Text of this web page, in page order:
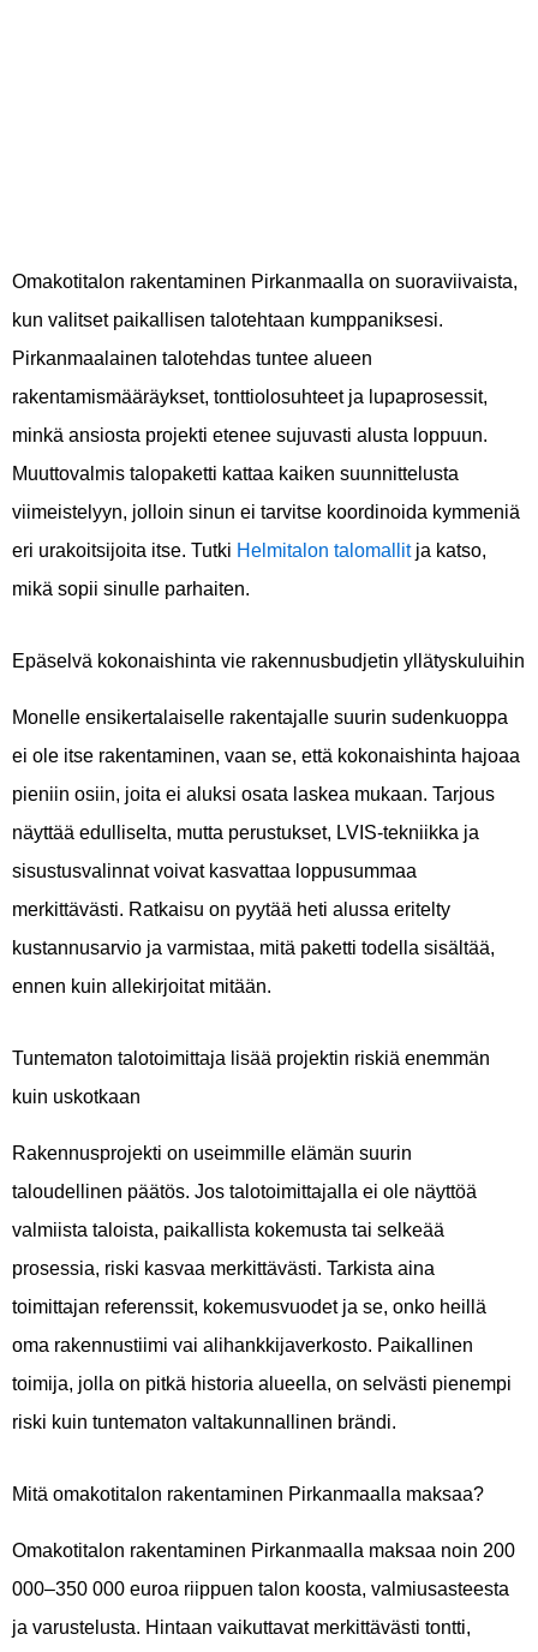
Omakotitalon rakentaminen Pirkanmaalla on suoraviivaista,
kun valitset paikallisen talotehtaan kumppaniksesi.
Pirkanmaalainen talotehdas tuntee alueen
rakentamismääräykset, tonttiolosuhteet ja lupaprosessit,
minkä ansiosta projekti etenee sujuvasti alusta loppuun.
Muuttovalmis talopaketti kattaa kaiken suunnittelusta
viimeistelyyn, jolloin sinun ei tarvitse koordinoida kymmeniä
eri urakoitsijoita itse. Tutki Helmitalon talomallitja katso,
mikä sopii sinulle parhaiten.
Epäselvä kokonaishinta vie rakennusbudjetin yllätyskuluihin
Monelle ensikertalaiselle rakentajalle suurin sudenkuoppa
ei ole itse rakentaminen, vaan se, että kokonaishinta hajoaa
pieniin osiin, joita ei aluksi osata laskea mukaan. Tarjous
näyttää edulliselta, mutta perustukset, LVIS-tekniikka ja
sisustusvalinnat voivat kasvattaa loppusummaa
merkittävästi. Ratkaisu on pyytää heti alussa eritelty
kustannusarvio ja varmistaa, mitä paketti todella sisältää,
ennen kuin allekirjoitat mitään.
Tuntematon talotoimittaja lisää projektin riskiä enemmän
kuin uskotkaan
Rakennusprojekti on useimmille elämän suurin
taloudellinen päätös. Jos talotoimittajalla ei ole näyttöä
valmiista taloista, paikallista kokemusta tai selkeää
prosessia, riski kasvaa merkittävästi. Tarkista aina
toimittajan referenssit, kokemusvuodet ja se, onko heillä
oma rakennustiimi vai alihankkijaverkosto. Paikallinen
toimija, jolla on pitkä historia alueella, on selvästi pienempi
riski kuin tuntematon valtakunnallinen brändi.
Mitä omakotitalon rakentaminen Pirkanmaalla maksaa?
Omakotitalon rakentaminen Pirkanmaalla maksaa noin 200
000–350 000 euroa riippuen talon koosta, valmiusasteesta
ja varustelusta. Hintaan vaikuttavat merkittävästi tontti,